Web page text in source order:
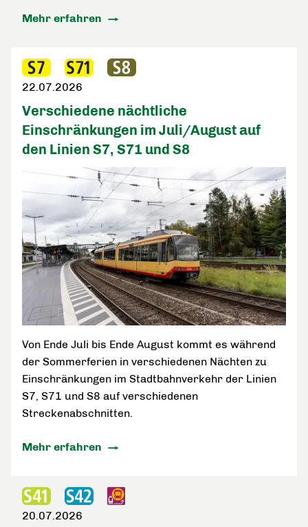
Mehr erfahren
22.07.2026
Verschiedene nächtliche
Einschränkungen im Juli/August auf
den Linien S7, S71 und S8
Von Ende Juli bis Ende August kommt es während
der Sommerferien in verschiedenen Nächten zu
Einschränkungen im Stadtbahnverkehr der Linien
S7, S71 und S8 auf verschiedenen
Streckenabschnitten.
Mehr erfahren
20.07.2026